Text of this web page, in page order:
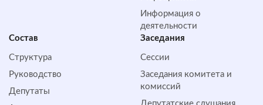
Информация о
деятельности
Состав
Структура
Руководство
Депутаты
Заседания
Сессии
Заседания комитета и
комиссий